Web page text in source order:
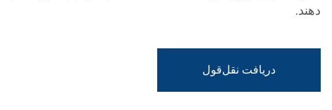
دهند.
دریافت نقل‌قول